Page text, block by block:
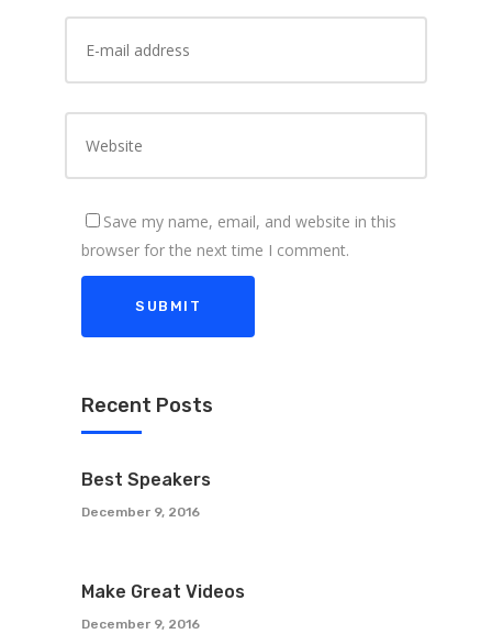
Save my name, email, and website in this
browser for the next time I comment.
Recent Posts
Best Speakers
December 9, 2016
Make Great Videos
December 9, 2016